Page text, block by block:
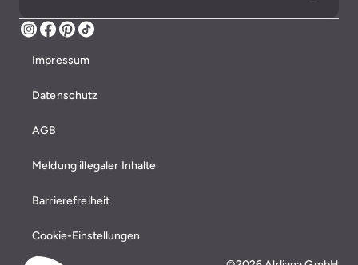
Instagram
Facebook
Pinterest
Impressum
Datenschutz
AGB
Meldung illegaler Inhalte
Barrierefreiheit
Cookie-Einstellungen